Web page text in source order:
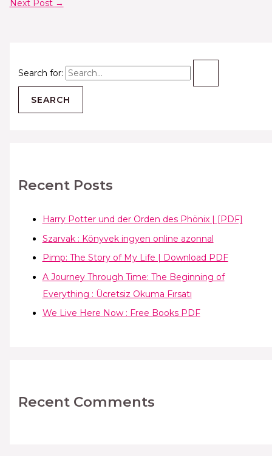
Search for:
Recent Posts
Harry Potter und der Orden des Phönix | [PDF]
Szarvak : Könyvek ingyen online azonnal
Pimp: The Story of My Life | Download PDF
A Journey Through Time: The Beginning of
Everything : Ücretsiz Okuma Fırsatı
We Live Here Now : Free Books PDF
Recent Comments
Next Post →